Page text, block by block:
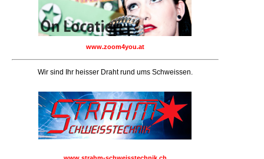
www.zoom4you.at
Wir sind Ihr heisser Draht rund ums Schweissen.